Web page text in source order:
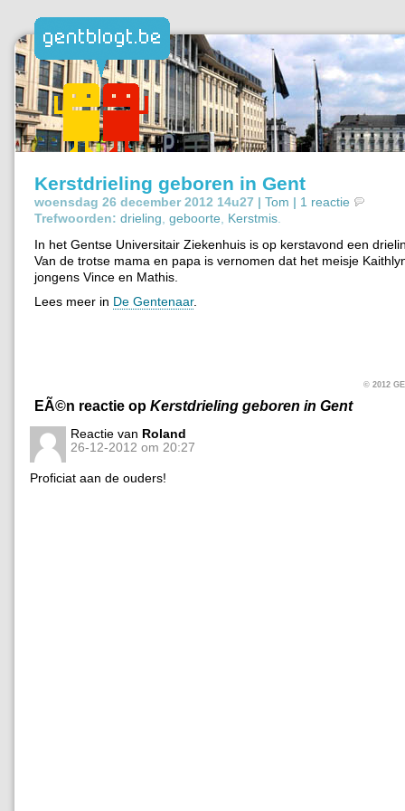
Kerstdrieling geboren in Gent
woensdag 26 december 2012 14u27 | Tom | 1 reactie
Trefwoorden: drieling geboorte Kerstmis
In het Gentse Universitair Ziekenhuis is op kerstavond een
Van de trotse mama en papa is vernomen dat het meisje
jongens Vince en Mathis.
Lees meer in De Gentenaar.
© 2012
EÃ©n reactie op Kerstdrieling geboren in Gent
Reactie van Roland
26-12-2012 om 20:27
Proficiat aan de ouders!